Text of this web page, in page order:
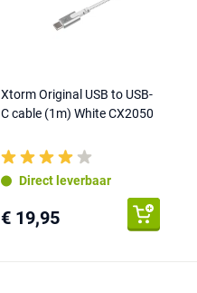
Xtorm Original USB to USB-
C cable (1m) White CX2050
Direct leverbaar
€ 19,95